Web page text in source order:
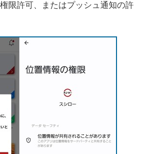
限許可、またはプッシュ通知の許